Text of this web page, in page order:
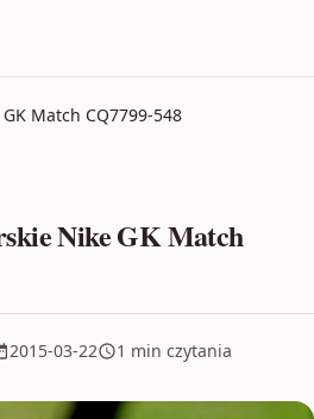
Match CQ7799-548
Nike GK Match
2015-03-22 1 min czytania